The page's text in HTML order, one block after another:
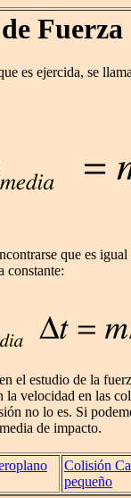
Fuerza
es ejercida, se
que es
constante:
el estudio de la
velocidad en las
no lo es. Si
de impacto.
Colisión
pequeño